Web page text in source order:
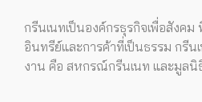
กรีนเนทเป็นองค์กรธุรกิจเพื่อสังคม
อินทรีย์และการค้าที่เป็นธรรม กรี
งาน คือ สหกรณ์กรีนเนท และมูลนิ